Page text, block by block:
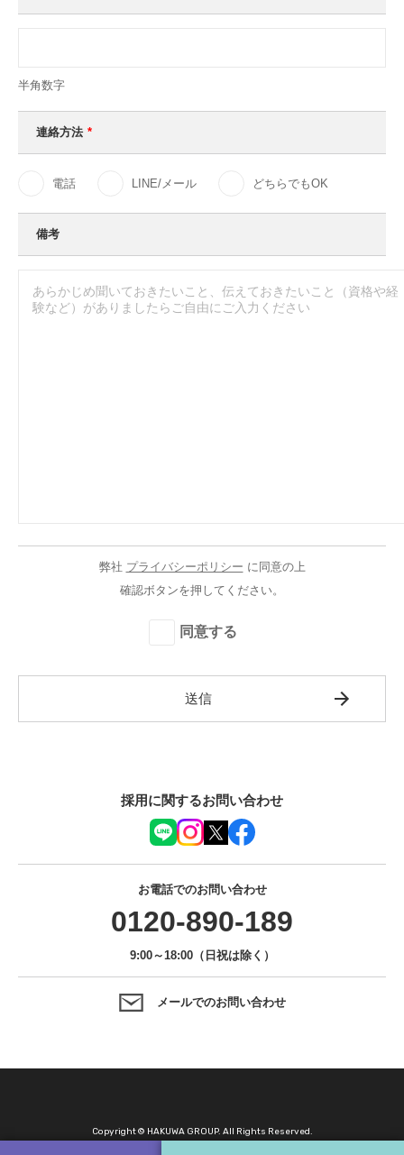
半角数字
連絡方法 *
電話 LINE/メール どちらでもOK
備考
弊社 プライバシーポリシー に同意の上
確認ボタンを押してください。
同意する
採用に関するお問い合わせ
お電話でのお問い合わせ
0120-890-189
9:00～18:00（日祝は除く）
メールでのお問い合わせ
Copyright © HAKUWA GROUP. All Rights Reserved.